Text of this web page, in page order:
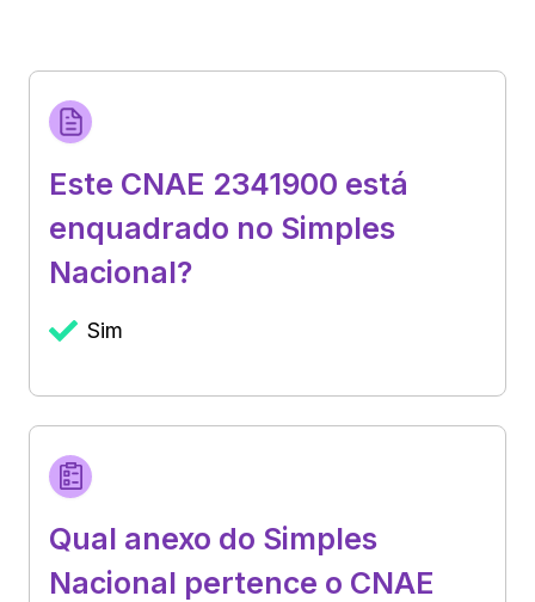
Este CNAE 2341900 está
enquadrado no Simples
Nacional?
Sim
Qual anexo do Simples
Nacional pertence o CNAE